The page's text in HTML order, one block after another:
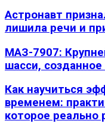
Астронавт
лишила речи и
МАЗ-7907:
шасси,
Как научиться
временем:
которое реально